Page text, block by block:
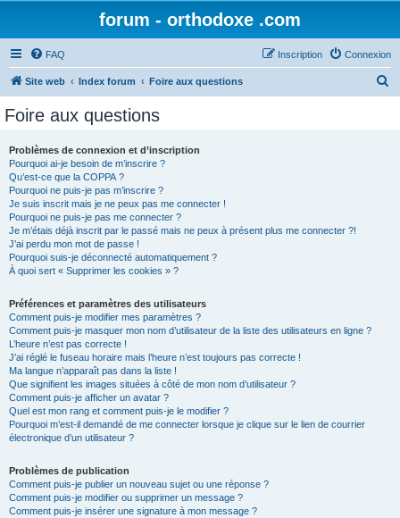
forum - orthodoxe .com
FAQ Connexion
Inscription
Site web Index forum Foire aux questions
Foire aux questions
Problèmes de connexion et d’inscription
Pourquoi ai-je besoin de m’inscrire ?
Qu’est-ce que la COPPA ?
Pourquoi ne puis-je pas m’inscrire ?
Je suis inscrit mais je ne peux pas me connecter !
Pourquoi ne puis-je pas me connecter ?
Je m’étais déjà inscrit par le passé mais ne peux à présent plus me connecter ?!
J’ai perdu mon mot de passe !
Pourquoi suis-je déconnecté automatiquement ?
À quoi sert « Supprimer les cookies » ?
Préférences et paramètres des utilisateurs
Comment puis-je modifier mes paramètres ?
Comment puis-je masquer mon nom d’utilisateur de la liste des utilisateurs en ligne ?
L’heure n’est pas correcte !
J’ai réglé le fuseau horaire mais l’heure n’est toujours pas correcte !
Ma langue n’apparaît pas dans la liste !
Que signifient les images situées à côté de mon nom d’utilisateur ?
Comment puis-je afficher un avatar ?
Quel est mon rang et comment puis-je le modifier ?
Pourquoi m’est-il demandé de me connecter lorsque je clique sur le lien de courrier
électronique d’un utilisateur ?
Problèmes de publication
Comment puis-je publier un nouveau sujet ou une réponse ?
Comment puis-je modifier ou supprimer un message ?
Comment puis-je insérer une signature à mon message ?